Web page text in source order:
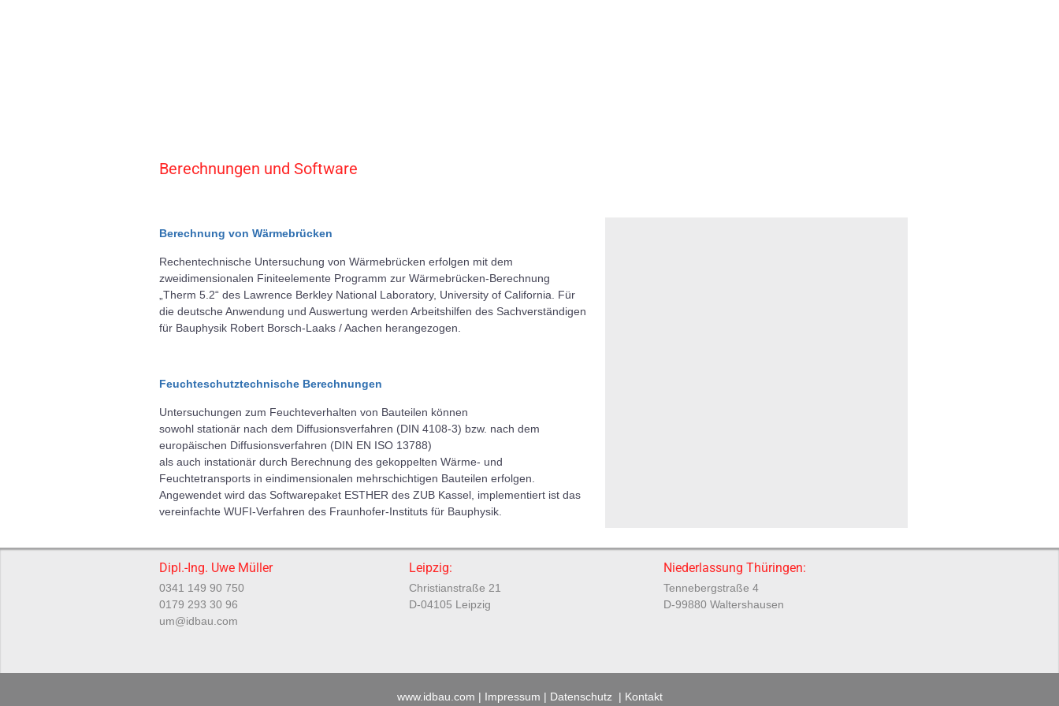
Berechnungen und Software
Berechnung von Wärmebrücken
Rechentechnische Untersuchung von Wärmebrücken erfolgen mit dem
zweidimensionalen Finiteelemente Programm zur Wärmebrücken-Berechnung
„Therm 5.2“ des Lawrence Berkley National Laboratory, University of California. Für
die deutsche Anwendung und Auswertung werden Arbeitshilfen des Sachverständigen
für Bauphysik Robert Borsch-Laaks / Aachen herangezogen.
Feuchteschutztechnische Berechnungen
Untersuchungen zum Feuchteverhalten von Bauteilen können
sowohl stationär nach dem Diffusionsverfahren (DIN 4108-3) bzw. nach dem
europäischen Diffusionsverfahren (DIN EN ISO 13788)
als auch instationär durch Berechnung des gekoppelten Wärme- und
Feuchtetransports in eindimensionalen mehrschichtigen Bauteilen erfolgen.
Angewendet wird das Softwarepaket ESTHER des ZUB Kassel, implementiert ist das
vereinfachte WUFI-Verfahren des Fraunhofer-Instituts für Bauphysik.
Dipl.-Ing. Uwe Müller
0341 149 90 750
0179 293 30 96
um@idbau.com
Leipzig:
Christianstraße 21
D-04105 Leipzig
Niederlassung Thüringen:
Tennebergstraße 4
D-99880 Waltershausen
www.idbau.com | Impressum | Datenschutz | Kontakt